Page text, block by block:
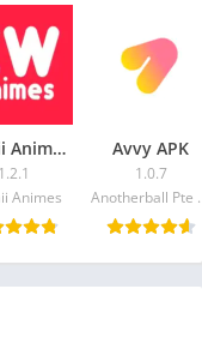
Kawaii Anime APK
1.2.1
Animes
Avvy APK
1.0.7